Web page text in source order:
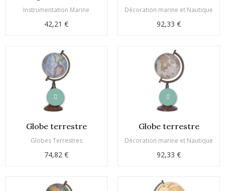
Instrumentation Marine
42,21 €
Décoration marine et Nautique
92,33 €
Globe terrestre
Globes Terrestres
74,82 €
Globe terrestre
Décoration marine et Nautique
92,33 €